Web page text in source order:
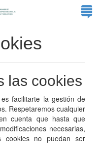
las cookies
facilitarte la gestión de
Respetaremos cualquier
cuenta que hasta que
necesarias,
no puedan ser